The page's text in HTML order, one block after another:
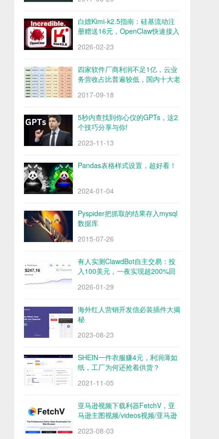
白嫖Kimi-k2.5指南：硅基流动注
册赠送16元，OpenClaw快速接入
2026-02-23
四家软件厂商利润不足1亿，云业
务营收占比普遍较低，国内十大老
2017-09-18
5秒内查找到你心仪的GPTs，这2
个技巧分享与你!
2023-11-13
Pandas表格样式设置，超好看！
2024-01-04
Pyspider把抓取的结果存入mysql
数据库
2015-07-26
有人实测ClawdBot自主交易：投
入100美元，一夜实现超200%回
2026-01-29
海外红人营销开发信必装插件大揭
秘
2023-08-23
SHEIN一件衣服赚4元，利润薄如
纸，工厂为何还抢着供货？
2021-11-05
亚马逊视频下载利器FetchV，亚
马逊主图视频/videos视频/亚马逊
2023-08-03